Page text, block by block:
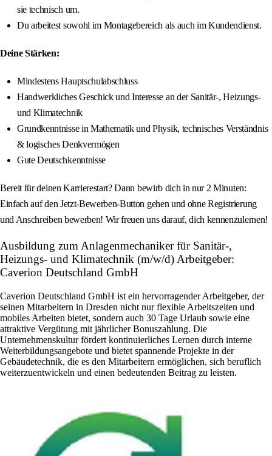
sie technisch um.
Du arbeitest sowohl im Montagebereich als auch im Kundendienst.
Deine Stärken:
Mindestens Hauptschulabschluss
Handwerkliches Geschick und Interesse an der Sanitär-, Heizungs-
und Klimatechnik
Grundkenntnisse in Mathematik und Physik, technisches Verständnis
& logisches Denkvermögen
Gute Deutschkenntnisse
Bereit für deinen Karrierestart? Dann bewirb dich in nur 2 Minuten:
Einfach auf den Jetzt-Bewerben-Button gehen und ohne Registrierung
und Anschreiben bewerben! Wir freuen uns darauf, dich kennenzulernen!
Ausbildung zum Anlagenmechaniker für Sanitär-,
Heizungs- und Klimatechnik (m/w/d) Arbeitgeber:
Caverion Deutschland GmbH
Caverion Deutschland GmbH ist ein hervorragender Arbeitgeber, der
seinen Mitarbeitern in Dresden nicht nur flexible Arbeitszeiten und
mobiles Arbeiten bietet, sondern auch 30 Tage Urlaub sowie eine
attraktive Vergütung mit jährlicher Bonuszahlung. Die
Unternehmenskultur fördert kontinuierliches Lernen durch interne
Weiterbildungsangebote und bietet spannende Projekte in der
Gebäudetechnik, die es den Mitarbeitern ermöglichen, sich beruflich
weiterzuentwickeln und einen bedeutenden Beitrag zu leisten.